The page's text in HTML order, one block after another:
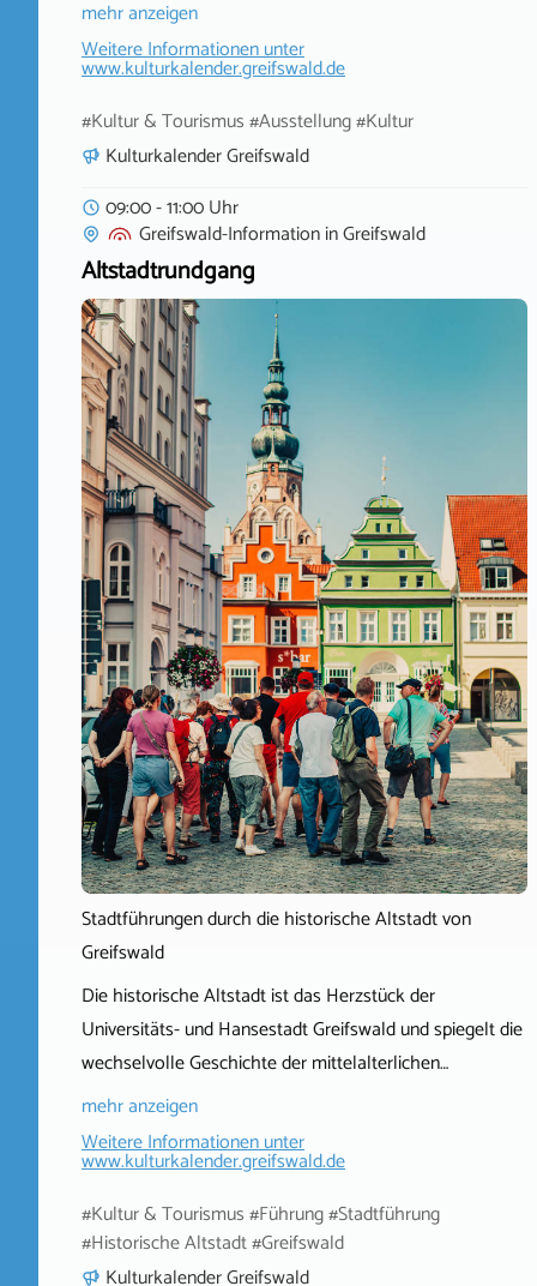
mehr anzeigen
Weitere Informationen unter
www.kulturkalender.greifswald.de
#Kultur & Tourismus #Ausstellung #Kultur
Kulturkalender Greifswald
09:00 - 11:00 Uhr
Greifswald-InformationinGreifswald
Altstadtrundgang
Stadtführungen durch die historische Altstadt von
Greifswald
Die historische Altstadt ist das Herzstück der
Universitäts- und Hansestadt Greifswald und spiegelt die
wechselvolle Geschichte der mittelalterlichen…
mehr anzeigen
Weitere Informationen unter
www.kulturkalender.greifswald.de
#Kultur & Tourismus #Führung #Stadtführung
#Historische Altstadt #Greifswald
Kulturkalender Greifswald